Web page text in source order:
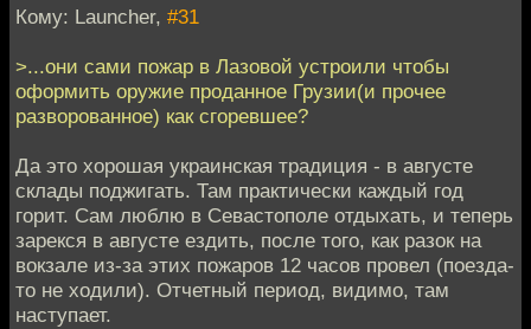
Кому: Launcher, #31
>...они сами пожар в Лазовой устроили чтобы
оформить оружие проданное Грузии(и прочее
разворованное) как сгоревшее?
Да это хорошая украинская традиция - в августе
склады поджигать. Там практически каждый год
горит. Сам люблю в Севастополе отдыхать, и теперь
зарекся в августе ездить, после того, как разок на
вокзале из-за этих пожаров 12 часов провел (поезда-
то не ходили). Отчетный период, видимо, там
наступает.